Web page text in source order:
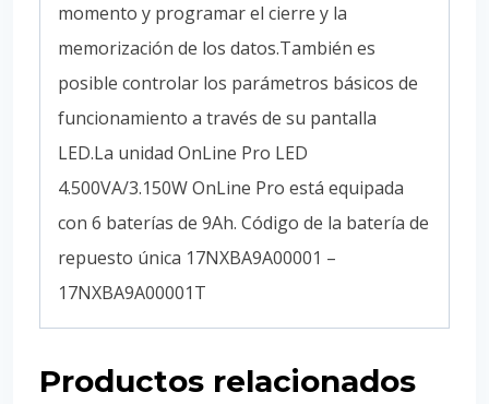
momento y programar el cierre y la
memorización de los datos.También es
posible controlar los parámetros básicos de
funcionamiento a través de su pantalla
LED.La unidad OnLine Pro LED
4.500VA/3.150W OnLine Pro está equipada
con 6 baterías de 9Ah. Código de la batería de
repuesto única 17NXBA9A00001 –
17NXBA9A00001T
Productos relacionados